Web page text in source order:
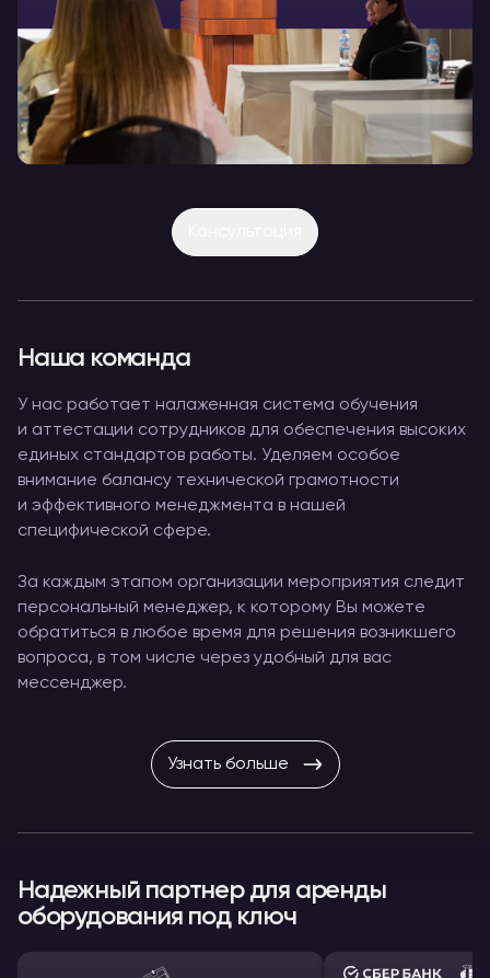
Наша команда
У нас работает налаженная система обучения
и аттестации сотрудников для обеспечения высоких
единых стандартов работы. Уделяем особое
внимание балансу технической грамотности
и эффективного менеджмента в нашей
специфической сфере.
За каждым этапом организации мероприятия следит
персональный менеджер, к которому Вы можете
обратиться в любое время для решения возникшего
вопроса, в том числе через удобный для вас
мессенджер.
Узнать больше
Надежный партнер для аренды
оборудования под ключ